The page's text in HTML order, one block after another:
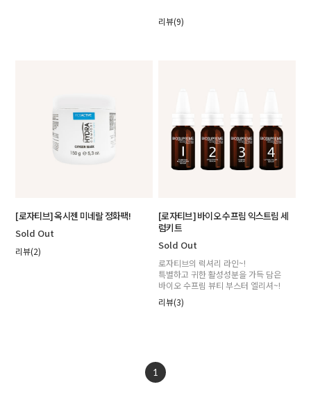
리뷰(9)
[로자티브] 옥시젠 미네랄 정화팩!
Sold Out
리뷰(2)
[로자티브] 바이오 수프림 익스트림 세
럼키트
Sold Out
로자티브의 럭셔리 라인~!
특별하고 귀한 활성성분을 가득 담은
바이오 수프림 뷰티 부스터 엘리셔~!
리뷰(3)
1